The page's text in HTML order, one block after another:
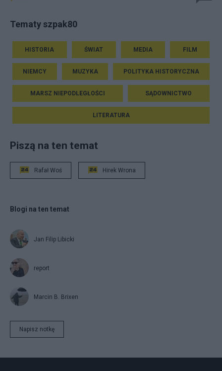
Tematy szpak80
HISTORIA ŚWIAT MEDIA FILM
NIEMCY MUZYKA POLITYKA HISTORYCZNA
MARSZ NIEPODLEGŁOŚCI SĄDOWNICTWO
LITERATURA
Piszą na ten temat
Rafał Woś Hirek Wrona
Blogi na ten temat
Jan Filip Libicki
report
Marcin B. Brixen
Napisz notkę